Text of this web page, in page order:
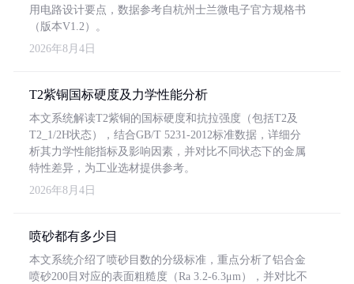
用电路设计要点，数据参考自杭州士兰微电子官方规格书
（版本V1.2）。
2026年8月4日
T2紫铜国标硬度及力学性能分析
本文系统解读T2紫铜的国标硬度和抗拉强度（包括T2及
T2_1/2H状态），结合GB/T 5231-2012标准数据，详细分
析其力学性能指标及影响因素，并对比不同状态下的金属
特性差异，为工业选材提供参考。
2026年8月4日
喷砂都有多少目
本文系统介绍了喷砂目数的分级标准，重点分析了铝合金
喷砂200目对应的表面粗糙度（Ra 3.2-6.3μm），并对比不